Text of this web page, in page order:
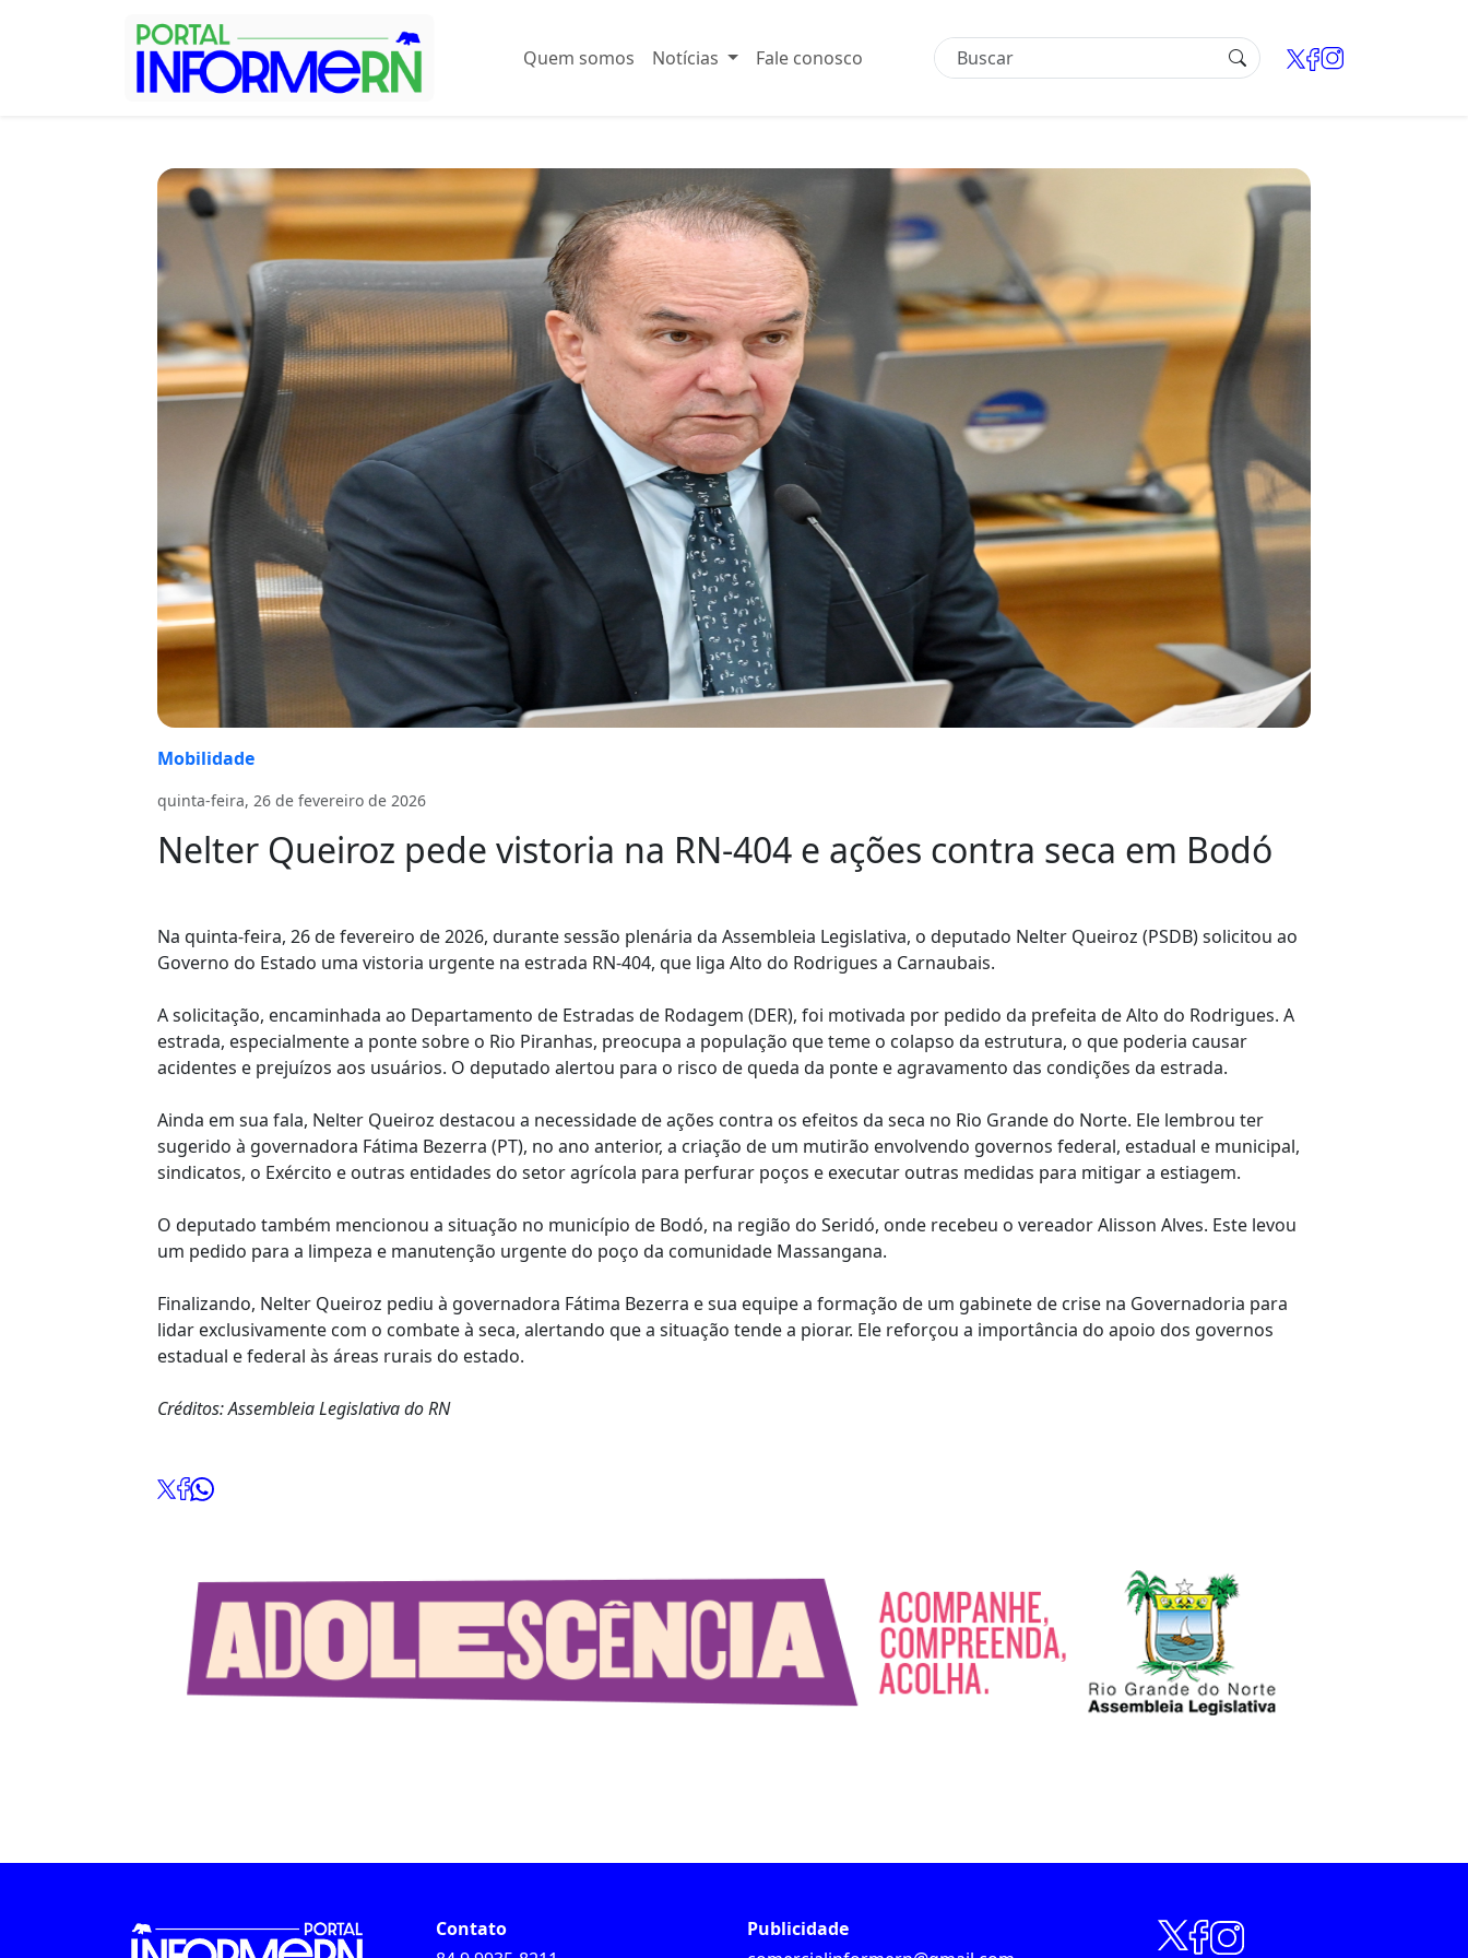
Quem somos Notícias Fale conosco
Mobilidade
quinta-feira, 26 de fevereiro de 2026
Nelter Queiroz pede vistoria na RN-404 e ações contra seca em Bodó
Na quinta-feira, 26 de fevereiro de 2026, durante sessão plenária da Assembleia Legislativa, o deputado Nelter Queiroz (PSDB) solicitou ao
Governo do Estado uma vistoria urgente na estrada RN-404, que liga Alto do Rodrigues a Carnaubais.
A solicitação, encaminhada ao Departamento de Estradas de Rodagem (DER), foi motivada por pedido da prefeita de Alto do Rodrigues. A
estrada, especialmente a ponte sobre o Rio Piranhas, preocupa a população que teme o colapso da estrutura, o que poderia causar
acidentes e prejuízos aos usuários. O deputado alertou para o risco de queda da ponte e agravamento das condições da estrada.
Ainda em sua fala, Nelter Queiroz destacou a necessidade de ações contra os efeitos da seca no Rio Grande do Norte. Ele lembrou ter
sugerido à governadora Fátima Bezerra (PT), no ano anterior, a criação de um mutirão envolvendo governos federal, estadual e municipal,
sindicatos, o Exército e outras entidades do setor agrícola para perfurar poços e executar outras medidas para mitigar a estiagem.
O deputado também mencionou a situação no município de Bodó, na região do Seridó, onde recebeu o vereador Alisson Alves. Este levou
um pedido para a limpeza e manutenção urgente do poço da comunidade Massangana.
Finalizando, Nelter Queiroz pediu à governadora Fátima Bezerra e sua equipe a formação de um gabinete de crise na Governadoria para
lidar exclusivamente com o combate à seca, alertando que a situação tende a piorar. Ele reforçou a importância do apoio dos governos
estadual e federal às áreas rurais do estado.
Créditos: Assembleia Legislativa do RN
Contato
Publicidade